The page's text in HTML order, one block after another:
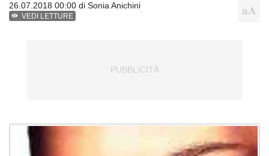
26.07.2018 00:00 di Sonia Anichini
VEDI LETTURE